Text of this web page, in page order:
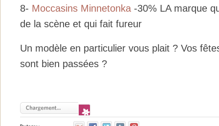
8- Moccasins Minnetonka -30% LA marque
de la scène et qui fait fureur
Un modèle en particulier vous plait ? Vos
sont bien passées ?